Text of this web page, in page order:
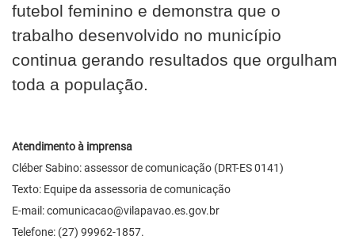
futebol feminino e demonstra que o
trabalho desenvolvido no município
continua gerando resultados que orgulham
toda a população.
Atendimento à imprensa
Cléber Sabino: assessor de comunicação (DRT-ES 0141)
Texto: Equipe da assessoria de comunicação
E-mail:comunicacao@vilapavao.es.gov.br
Telefone: (27) 99962-1857.